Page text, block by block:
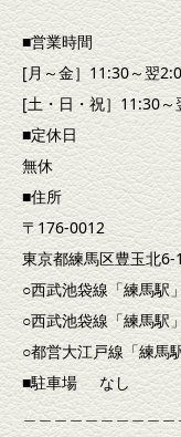
■営業時間
[月～金］11:30～翌
[土・日・祝］11:30～
■定休日
無休
■住所
〒176-0012
東京都練馬区豊玉北
○西武池袋線「練馬駅
○西武池袋線「練馬駅
○都営大江戸線「練馬
■駐車場 なし
＿＿＿＿＿＿＿＿＿